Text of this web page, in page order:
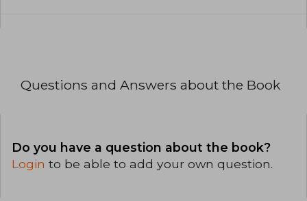
Questions and Answers about the Book
Do you have a question about the book?
Login to be able to add your own question.